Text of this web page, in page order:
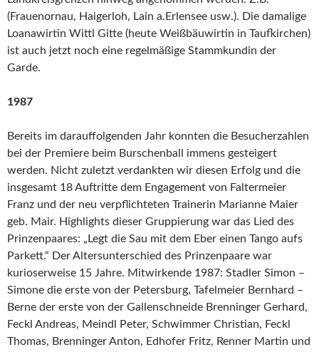
(Frauenornau, Haigerloh, Lain a.Erlensee usw.). Die damalige
Loanawirtin Wittl Gitte (heute Weißbäuwirtin in Taufkirchen)
ist auch jetzt noch eine regelmäßige Stammkundin der
Garde.
1987
Bereits im darauffolgenden Jahr konnten die Besucherzahlen
bei der Premiere beim Burschenball immens gesteigert
werden. Nicht zuletzt verdankten wir diesen Erfolg und die
insgesamt 18 Auftritte dem Engagement von Faltermeier
Franz und der neu verpflichteten Trainerin Marianne Maier
geb. Mair. Highlights dieser Gruppierung war das Lied des
Prinzenpaares: „Legt die Sau mit dem Eber einen Tango aufs
Parkett.“ Der Altersunterschied des Prinzenpaare war
kurioserweise 15 Jahre. Mitwirkende 1987: Stadler Simon –
Simone die erste von der Petersburg, Tafelmeier Bernhard –
Berne der erste von der Gallenschneide Brenninger Gerhard,
Feckl Andreas, Meindl Peter, Schwimmer Christian, Feckl
Thomas, Brenninger Anton, Edhofer Fritz, Renner Martin und